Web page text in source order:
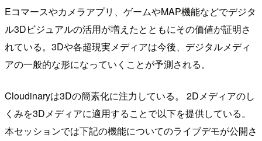
Eコマースやカメラアプリ、ゲームやMAP機能などでデジタ
ル3Dビジュアルの活用が増えたとともにその価値が証明さ
れている。3Dや各超現実メディアは今後、デジタルメディ
アの一般的な形になっていくことが予測される。
Cloudinaryは3Dの簡素化に注力している。 2Dメディアのし
くみを3Dメディアに適用することで以下を提供している。
本セッションでは下記の機能についてのライブデモが公開さ